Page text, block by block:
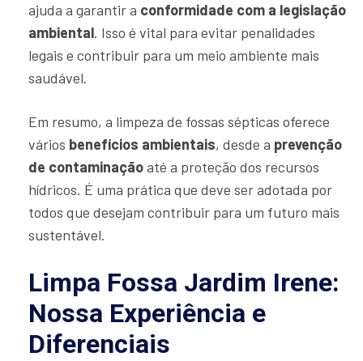
ajuda a garantir a conformidade com a legislação
ambiental. Isso é vital para evitar penalidades
legais e contribuir para um meio ambiente mais
saudável.
Em resumo, a limpeza de fossas sépticas oferece
vários benefícios ambientais, desde a prevenção
de contaminaçãoaté a proteção dos recursos
hídricos. É uma prática que deve ser adotada por
todos que desejam contribuir para um futuro mais
sustentável.
Limpa Fossa Jardim Irene:
Nossa Experiência e
Diferenciais